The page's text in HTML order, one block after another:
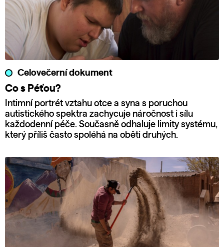
Celovečerní dokument
Co s Péťou?
Intimní portrét vztahu otce a syna s poruchou
autistického spektra zachycuje náročnost i sílu
každodenní péče. Současně odhaluje limity systému,
který příliš často spoléhá na oběti druhých.